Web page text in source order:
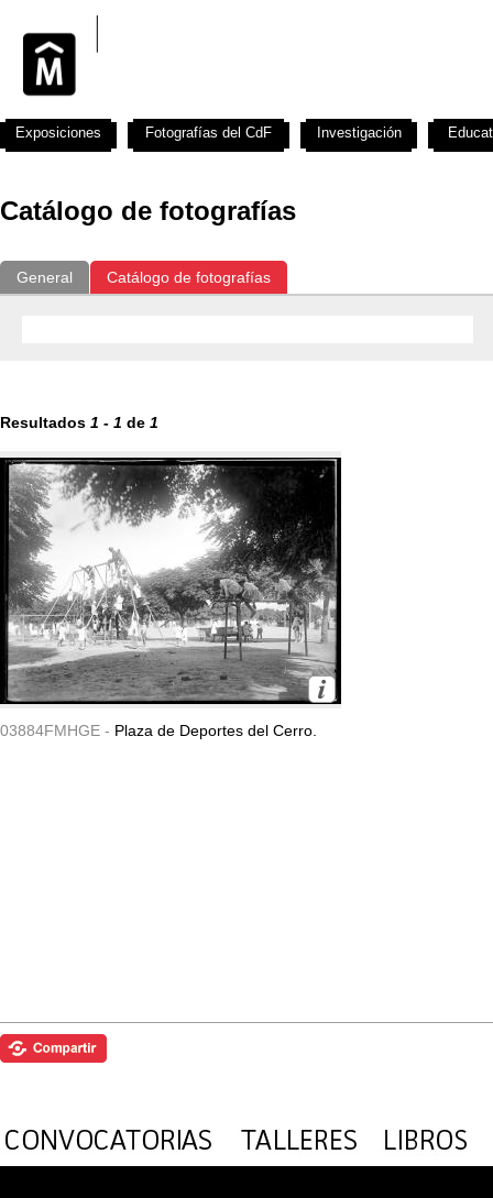
Catálogo de fotografías
General Catálogo de fotografías
Resultados 1 - 1 de 1
03884FMHGE - Plaza de Deportes del Cerro.
Exposiciones Fotografías del CdF Investigación